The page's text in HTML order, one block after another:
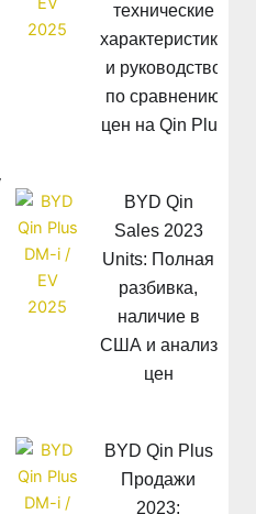
технические
характеристики
и руководство
по сравнению
цен на Qin Plus
BYD Qin
Sales 2023
Units: Полная
разбивка,
наличие в
США и анализ
цен
BYD Qin Plus
Продажи
2023: